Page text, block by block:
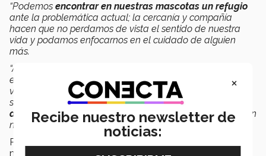
“Podemos encontrar en nuestras mascotas un refugio
ante la problemática actual; la cercanía y compañía
hacen que no perdamos de vista el sentido de nuestra
vida y podamos enfocarnos en el cuidado de alguien
más.
“Ante esta pandemia, muchas veces nos vemos limitados
en nuestra rutina diaria y podemos pensar que los
vínculos sociales se pueden ver mermados por la
situación. Así, la interacción connuestras mascotas nos
ayuda a disminuir el estrésy mantenernos enfocados en
nuestras labores diarias”, señaló.
Para finalizar la psicoterapeuta comparte algunas
maneras en las que tu mascota puede ayudar a tu
×
Recibe nuestro newsletter de
noticias: